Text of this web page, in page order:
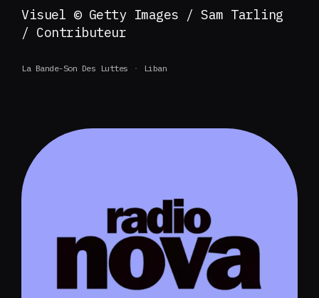
Visuel © Getty Images / Sam Tarling
/ Contributeur
La Bande-Son Des Luttes Liban